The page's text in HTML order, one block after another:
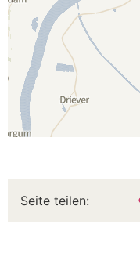
Seite teilen: